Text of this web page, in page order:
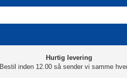
Hurtig levering
Bestil inden 12.00 så sender vi samme